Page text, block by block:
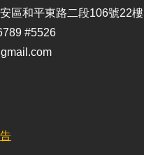
區和平東路二段106號22樓
#5526